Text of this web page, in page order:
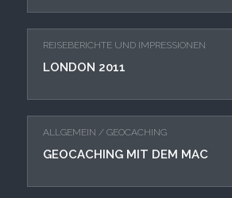
REISEBERICHTE UND IMPRESSIONEN
LONDON 2011
ALLGEMEIN / GEOCACHING
GEOCACHING MIT DEM MAC